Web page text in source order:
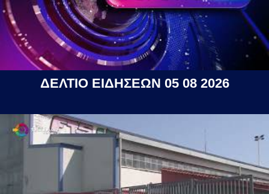
ΔΕΛΤΙΟ ΕΙΔΗΣΕΩΝ 05 08 2026